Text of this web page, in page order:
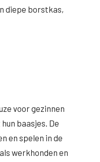
diepe borstkas,
voor gezinnen
baasjes. De
en spelen in de
werkhonden en